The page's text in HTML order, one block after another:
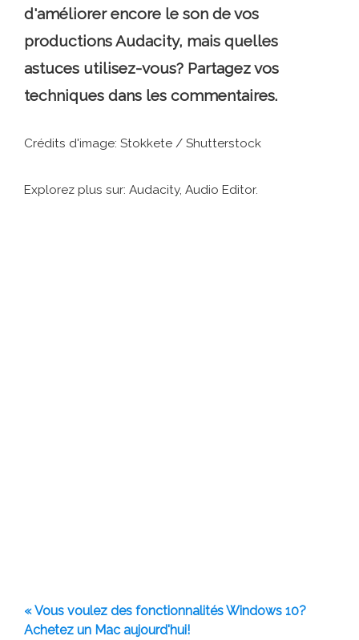
d'améliorer encore le son de vos
productions Audacity, mais quelles
astuces utilisez-vous? Partagez vos
techniques dans les commentaires.
Crédits d'image: Stokkete / Shutterstock
Explorez plus sur: Audacity, Audio Editor.
« Vous voulez des fonctionnalités Windows 10?
Achetez un Mac aujourd'hui!